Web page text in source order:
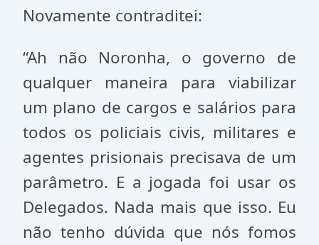
Novamente contraditei:
“Ah não Noronha, o governo de
qualquer maneira para viabilizar
um plano de cargos e salários para
todos os policiais civis, militares e
agentes prisionais precisava de um
parâmetro. E a jogada foi usar os
Delegados. Nada mais que isso. Eu
não tenho dúvida que nós fomos